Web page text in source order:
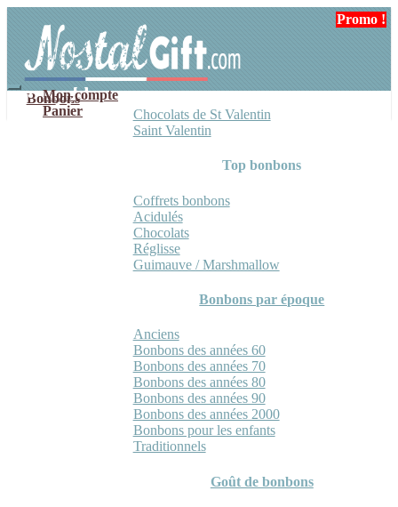
navigation
contenu
Mon compte
Panier
Bonbons
Chocolats de St Valentin
Saint Valentin
Top bonbons
Coffrets bonbons
Acidulés
Chocolats
Réglisse
Guimauve / Marshmallow
Bonbons par époque
Anciens
Bonbons des années 60
Bonbons des années 70
Bonbons des années 80
Bonbons des années 90
Bonbons des années 2000
Bonbons pour les enfants
Traditionnels
Goût de bonbons
Promo !